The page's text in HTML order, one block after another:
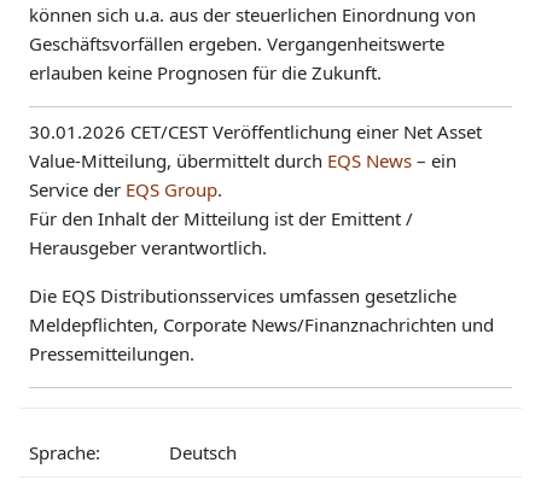
können sich u.a. aus der steuerlichen Einordnung von
Geschäftsvorfällen ergeben. Vergangenheitswerte
erlauben keine Prognosen für die Zukunft.
30.01.2026 CET/CEST Veröffentlichung einer Net Asset
Value-Mitteilung, übermittelt durch EQS News – ein
Service der EQS Group.
Für den Inhalt der Mitteilung ist der Emittent /
Herausgeber verantwortlich.
Die EQS Distributionsservices umfassen gesetzliche
Meldepflichten, Corporate News/Finanznachrichten und
Pressemitteilungen.
Sprache: Deutsch